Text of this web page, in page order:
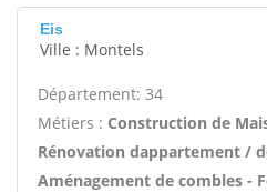
Eis
Ville : Montels
Département: 34
Métiers : Construction de
Rénovation dappartement /
Aménagement de combles -